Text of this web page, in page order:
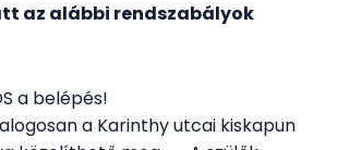
az alábbi rendszabályok
a belépés!
a Karinthy utcai kiskapun